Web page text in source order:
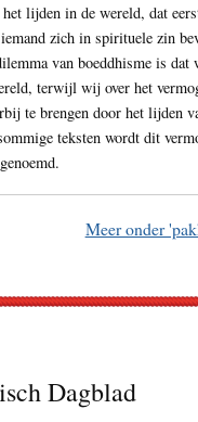
lijden in de wereld, dat
zich in spirituele zin
van boeddhisme is
terwijl wij over het
te brengen door het lijden
teksten wordt dit
Meer onder
Dagblad